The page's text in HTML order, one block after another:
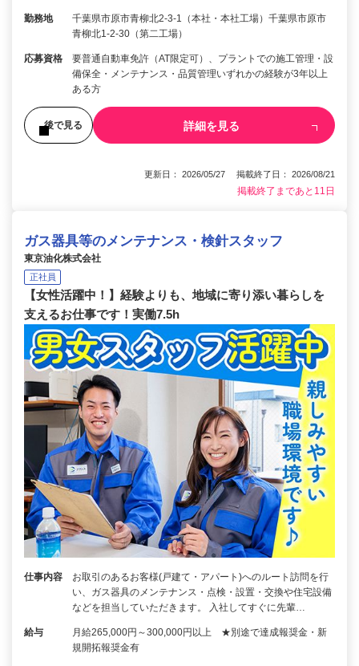
勤務地
千葉県市原市青柳北2-3-1（本社・本社工場）千葉県市原市
青柳北1-2-30（第二工場）
応募資格
要普通自動車免許（AT限定可）、プラントでの施工管理・設
備保全・メンテナンス・品質管理いずれかの経験が3年以上
ある方
後で見る 詳細を見る
更新日： 2026/05/27 掲載終了日： 2026/08/21
掲載終了まであと11日
ガス器具等のメンテナンス・検針スタッフ
東京油化株式会社
正社員
【女性活躍中！】経験よりも、地域に寄り添い暮らしを
支えるお仕事です！実働7.5h
仕事内容
お取引のあるお客様(戸建て・アパート)へのルート訪問を行
い、ガス器具のメンテナンス・点検・設置・交換や住宅設備
などを担当していただきます。 入社してすぐに先輩…
給与
月給265,000円～300,000円以上 ★別途で達成報奨金・新
規開拓報奨金有